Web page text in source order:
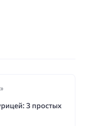
3 простых